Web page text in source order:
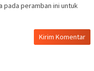
pada peramban ini untuk